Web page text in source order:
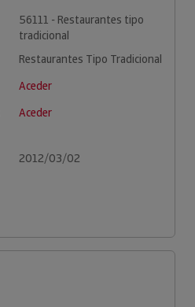
56111 - Restaurantes tipo
tradicional
Restaurantes Tipo Tradicional
Aceder
Aceder
2012/03/02